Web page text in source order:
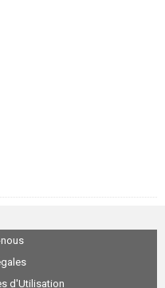
d'Utilisation